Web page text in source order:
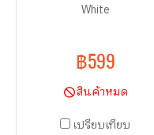
White
฿599
สินค้าหมด
เปรียบเทียบ